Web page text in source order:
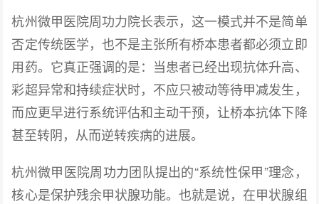
杭州微甲医院周功力院长表示，这一模式并不是简单
否定传统医学，也不是主张所有桥本患者都必须立即
用药。它真正强调的是：当患者已经出现抗体升高、
彩超异常和持续症状时，不应只被动等待甲减发生，
而应更早进行系统评估和主动干预，让桥本抗体下降
甚至转阴，从而逆转疾病的进展。
杭州微甲医院周功力团队提出的“系统性保甲”理念，
核心是保护残余甲状腺功能。也就是说，在甲状腺组